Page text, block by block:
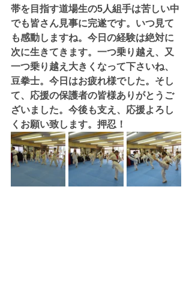
帯を目指す道場生の5人組手は苦しい中
でも皆さん見事に完遂です。いつ見て
も感動しますね。今日の経験は絶対に
次に生きてきます。一つ乗り越え、又
一つ乗り越え大きくなって下さいね、
豆拳士。今日はお疲れ様でした。そし
て、応援の保護者の皆様ありがとうご
ざいました。今後も支え、応援よろし
くお願い致します。押忍！